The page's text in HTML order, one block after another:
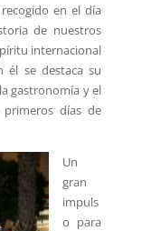
en el día
de nuestros
internacional
él se destaca su
gastronomía y el
días de
Un
gran
impuls
o para